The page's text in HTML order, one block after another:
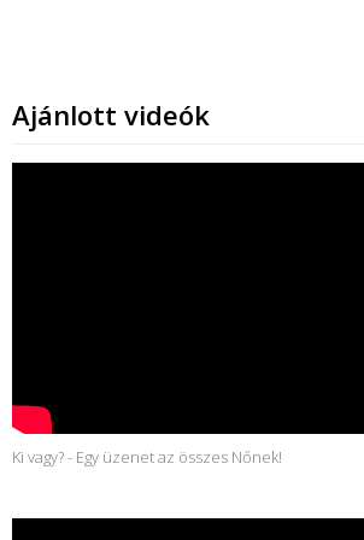
Ajánlott videók
Ki vagy? - Egy üzenet az összes Nőnek!